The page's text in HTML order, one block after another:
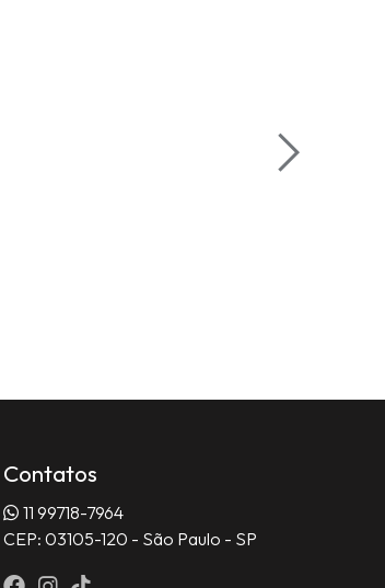
Contatos
11 99718-7964
CEP: 03105-120 - São Paulo - SP